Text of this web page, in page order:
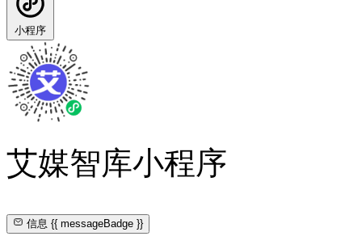
小程序
艾媒智库小程序
信息{{ messageBadge }}